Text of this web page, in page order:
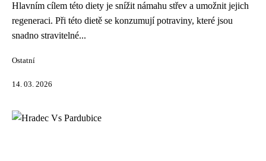
Hlavním cílem této diety je snížit námahu střev a umožnit jejich
regeneraci. Při této dietě se konzumují potraviny, které jsou
snadno stravitelné...
Ostatní
14. 03. 2026